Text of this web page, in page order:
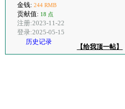
金钱: 244 RMB
贡献值: 18 点
注册:2023-11-22
登录:2025-05-15
历史记录
【给我顶一帖】